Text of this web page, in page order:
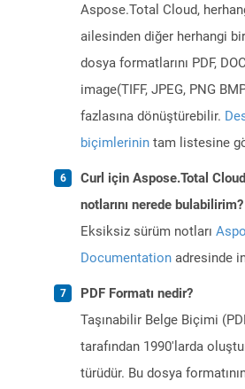
Aspose.Total Cloud,
ailesinden diğer herhangi
dosya formatlarını PDF,
image(TIFF, JPEG, PNG
fazlasına dönüştürebilir.
biçimlerinin tam listesine
Curl için Aspose.Total
notlarını nerede bulabilirim?
Eksiksiz sürüm notları
Documentation adresinde
PDF Formatı nedir?
Taşınabilir Belge Biçimi
tarafından 1990'larda
türüdür. Bu dosya